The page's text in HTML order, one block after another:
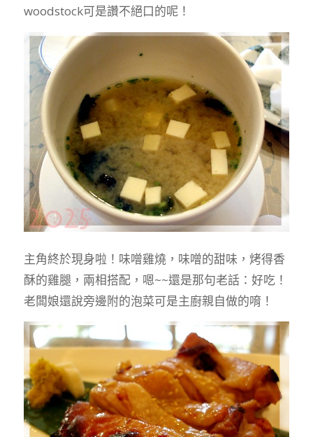
woodstock可是讚不絕口的呢！
主角終於現身啦！味噌雞燒，味噌的甜味，烤得香
酥的雞腿，兩相搭配，嗯~~還是那句老話：好吃！
老闆娘還說旁邊附的泡菜可是主廚親自做的唷！